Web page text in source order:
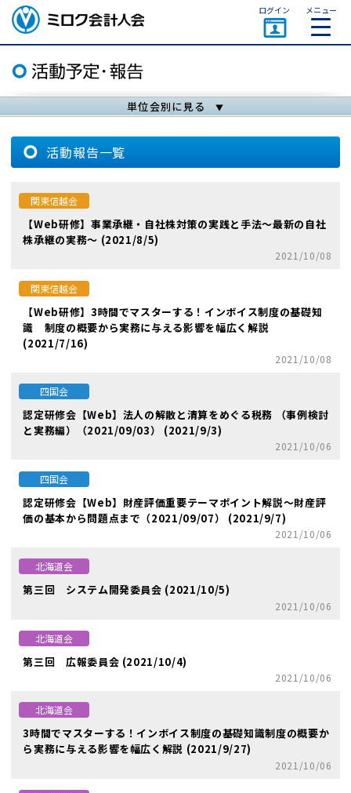
ミロク会計人会 MIROKU
ACCOUNTING PERSON
ASSOCIATION
ログイン メニュー
単位会別に見る
活動報告一覧
関東信越会
【Web研修】事業承継・自社株対策の実践と手法～最新の自社
株承継の実務～ (2021/8/5)
2021/10/08
関東信越会
【Web研修】3時間でマスターする！インボイス制度の基礎知
識 制度の概要から実務に与える影響を幅広く解説
(2021/7/16)
2021/10/08
四国会
認定研修会【Web】法人の解散と清算をめぐる税務 （事例検討
と実務編）（2021/09/03） (2021/9/3)
2021/10/06
四国会
認定研修会【Web】財産評価重要テーマポイント解説～財産評
価の基本から問題点まで（2021/09/07） (2021/9/7)
2021/10/06
北海道会
第三回 システム開発委員会 (2021/10/5)
2021/10/06
北海道会
第三回 広報委員会 (2021/10/4)
2021/10/06
北海道会
3時間でマスターする！インボイス制度の基礎知識制度の概要か
ら実務に与える影響を幅広く解説 (2021/9/27)
2021/10/06